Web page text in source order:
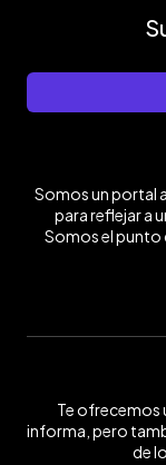
Somos un portal
para reflejar a
Somos el punto
Te ofrecemos
informa, pero
de